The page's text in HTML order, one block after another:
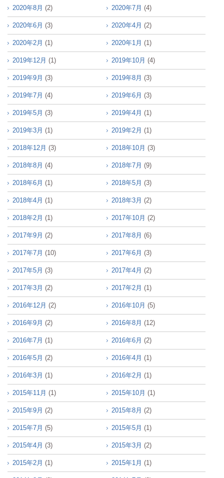
2020年8月 (2) 2020年7月 (4)
2020年6月 (3) 2020年4月 (2)
2020年2月 (1) 2020年1月 (1)
2019年12月 (1) 2019年10月 (4)
2019年9月 (3) 2019年8月 (3)
2019年7月 (4) 2019年6月 (3)
2019年5月 (3) 2019年4月 (1)
2019年3月 (1) 2019年2月 (1)
2018年12月 (3) 2018年10月 (3)
2018年8月 (4) 2018年7月 (9)
2018年6月 (1) 2018年5月 (3)
2018年4月 (1) 2018年3月 (2)
2018年2月 (1) 2017年10月 (2)
2017年9月 (2) 2017年8月 (6)
2017年7月 (10) 2017年6月 (3)
2017年5月 (3) 2017年4月 (2)
2017年3月 (2) 2017年2月 (1)
2016年12月 (2) 2016年10月 (5)
2016年9月 (2) 2016年8月 (12)
2016年7月 (1) 2016年6月 (2)
2016年5月 (2) 2016年4月 (1)
2016年3月 (1) 2016年2月 (1)
2015年11月 (1) 2015年10月 (1)
2015年9月 (2) 2015年8月 (2)
2015年7月 (5) 2015年5月 (1)
2015年4月 (3) 2015年3月 (2)
2015年2月 (1) 2015年1月 (1)